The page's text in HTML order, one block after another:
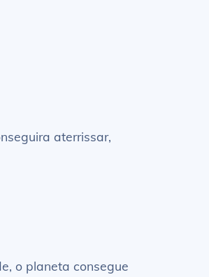
aterrissar,
o planeta consegue